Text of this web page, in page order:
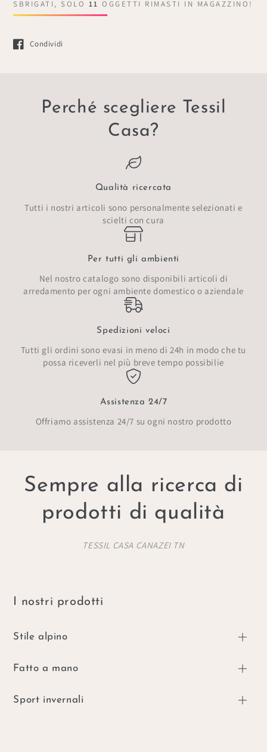
SBRIGATI, SOLO 11 OGGETTI RIMASTI IN MAGAZZINO!
Condividi
Si apre in una nuova finestra.
Perché scegliere Tessil
Casa?
Qualità ricercata
Tutti i nostri articoli sono personalmente selezionati e
scielti con cura
Per tutti gli ambienti
Nel nostro catalogo sono disponibili articoli di
arredamento per ogni ambiente domestico o aziendale
Spedizioni veloci
Tutti gli ordini sono evasi in meno di 24h in modo che tu
possa riceverli nel più breve tempo possibilie
Assistenza 24/7
Offriamo assistenza 24/7 su ogni nostro prodotto
Sempre alla ricerca di
prodotti di qualità
TESSIL CASA CANAZEI TN
I nostri prodotti
Stile alpino
Fatto a mano
Sport invernali